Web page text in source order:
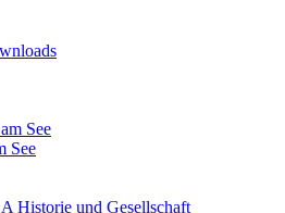
See
See
Historie und Gesellschaft